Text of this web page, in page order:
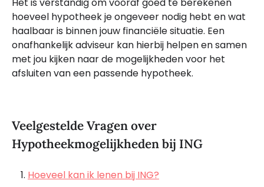
hoeveel hypotheek je ongeveer nodig hebt en wat
haalbaar is binnen jouw financiële situatie. Een
onafhankelijk adviseur kan hierbij helpen en samen
met jou kijken naar de mogelijkheden voor het
afsluiten van een passende hypotheek.
Veelgestelde Vragen over
Hypotheekmogelijkheden bij ING
Hoeveel kan ik lenen bij ING?